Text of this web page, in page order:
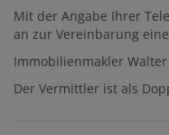
Mit der Angabe Ihrer
an zur Vereinbarung
Immobilienmakler Walter
Der Vermittler ist als